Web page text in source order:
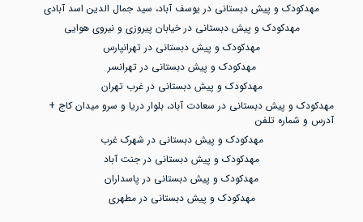
مهدکودک و پیش دبستانی در یوسف آباد، سید جمال الدین اسد آبادی
مهدکودک و پیش دبستانی در خیابان پیروزی و نیروی هوایی
مهدکودک و پیش دبستانی در تهرانپارس
مهدکودک و پیش دبستانی در تهرانسر
مهدکودک و پیش دبستانی در غرب تهران
مهدکودک و پیش دبستانی در سعادت آباد، بلوار دریا و سرو میدان کاج +
آدرس و شماره تلفن
مهدکودک و پیش دبستانی در شهرک غرب
مهدکودک و پیش دبستانی در جنت آباد
مهدکودک و پیش دبستانی در پاسداران
مهدکودک و پیش دبستانی در مطهری